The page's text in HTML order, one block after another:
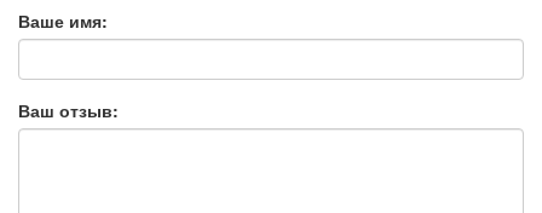
Ваше имя:
Ваш отзыв: